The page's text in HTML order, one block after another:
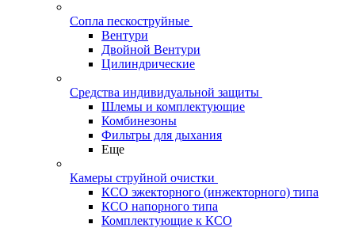
Сопла пескоструйные
Вентури
Двойной Вентури
Цилиндрические
Средства индивидуальной защиты
Шлемы и комплектующие
Комбинезоны
Фильтры для дыхания
Еще
Камеры струйной очистки
КСО эжекторного (инжекторного) типа
КСО напорного типа
Комплектующие к КСО